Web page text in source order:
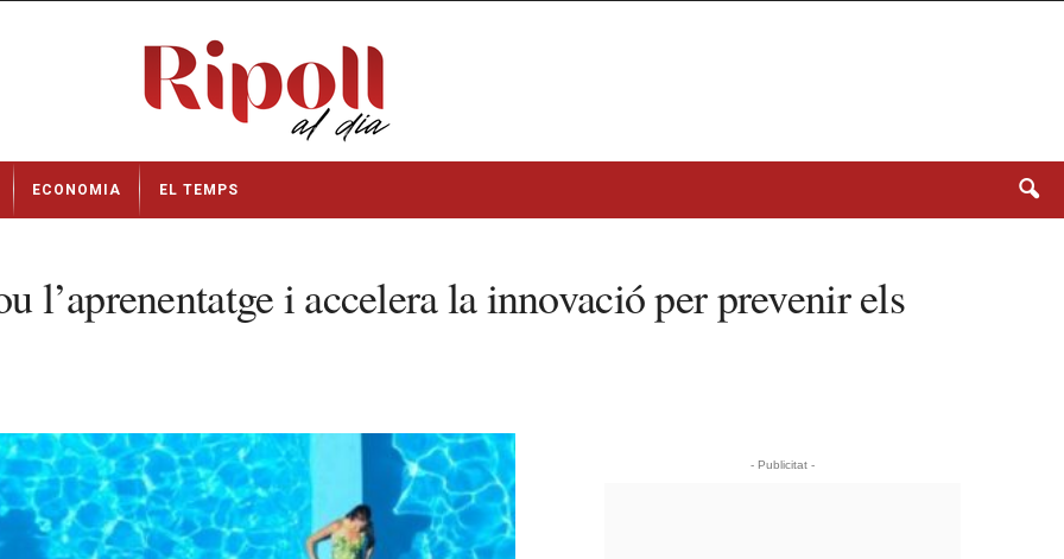
ECONOMIA EL TEMPS
l’aprenentatge i accelera la innovació per prevenir els
- Publicitat -